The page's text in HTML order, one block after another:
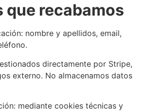
que recabamos
nombre y apellidos, email,
directamente por Stripe,
externo. No almacenamos datos
mediante cookies técnicas y